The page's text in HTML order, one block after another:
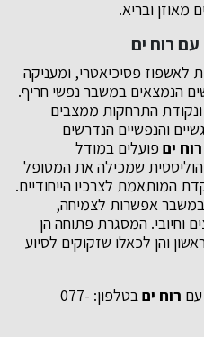
מאוזן ובריא.
עם רוח ים
לאשפוז פסיכיאטרי, ומעניקה
הנמצאים במשבר נפשי חריף.
התרחקות ממצבים
והנפשיים הנדרשים
רוח ים פועלים במודל
שמכילה את המטופל
המותאמת לצרכיו הייחודיים.
אפשרות לצמיחה,
וחיובי. המסגרת פתוחה הן
והן לכאלו שזקוקים לסיוע
עם רוח ים
בטלפון: 077-